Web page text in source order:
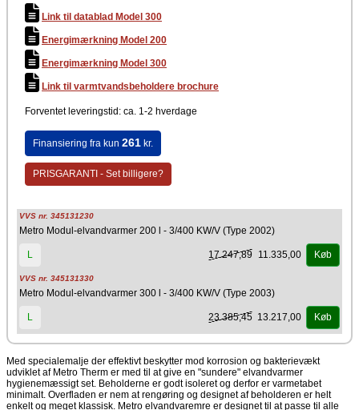
Metro Elvandvarmer Model 300 - Type 2003, 65C
Som en variant kan 200 og 300 liter bestilles med 88 °C termostat. Det
er specielt landbrug og industri, der kan have brug for dette.
Producent
Metro Therm
Link til datablad Model 300
Energimærkning Model 200
Energimærkning Model 300
Link til varmtvandsbeholdere brochure
Forventet leveringstid: ca. 1-2 hverdage
Finansiering fra kun 261kr.
PRISGARANTI - Set billigere?
VVS nr. 345131230
Metro Modul-elvandvarmer 200 l - 3/400 KW/V (Type 2002)
L 17.247,89 11.335,00 Køb
VVS nr. 345131330
Metro Modul-elvandvarmer 300 l - 3/400 KW/V (Type 2003)
L 23.385,45 13.217,00 Køb
Med specialemalje der effektivt beskytter mod korrosion og bakterievækt
udviklet af Metro Therm er med til at give en "sundere" elvandvarmer
hygienemæssigt set. Beholderne er godt isoleret og derfor er varmetabet
minimalt. Overfladen er nem at rengøring og designet af beholderen er helt
enkelt og meget klassisk. Metro elvandvaremre er designet til at passe til alle